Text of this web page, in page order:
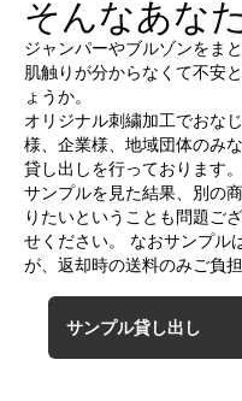
そんなあな
ジャンパーやブルゾンをま
肌触りが分からなくて不安
ょうか。
オリジナル刺繍加工でおな
様、企業様、地域団体のみ
貸し出しを行っております。
サンプルを見た結果、別の
りたいということも問題ご
せください。 なおサンプル
が、返却時の送料のみご負
サンプル貸し出し